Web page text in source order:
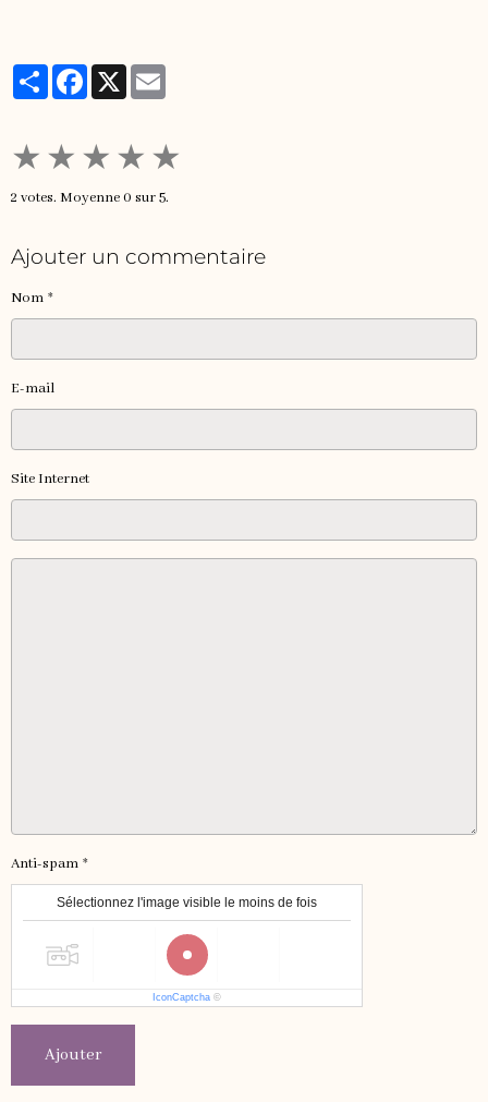
PartagerFacebook
X
★ ★ ★ ★ ★
2 votes. Moyenne0 sur 5.
Ajouter un commentaire
Nom
E-mail
Site Internet
Anti-spam
Sélectionnez l'image visible le moins de fois
IconCaptcha ©
Ajouter